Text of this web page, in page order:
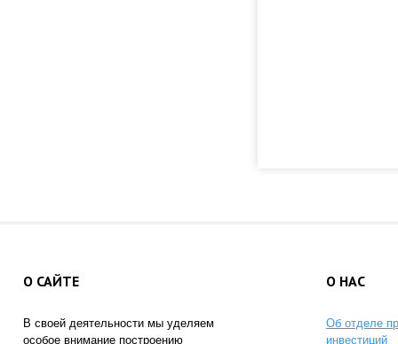
О САЙТЕ
В своей деятельности мы уделяем
особое внимание построению
О НАС
Об отделе
инвестиций